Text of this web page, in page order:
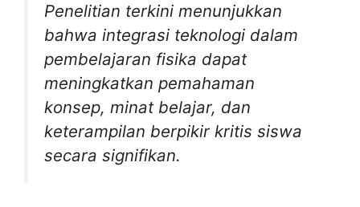
Penelitian terkini menunjukkan
bahwa integrasi teknologi dalam
pembelajaran fisika dapat
meningkatkan pemahaman
konsep, minat belajar, dan
keterampilan berpikir kritis siswa
secara signifikan.